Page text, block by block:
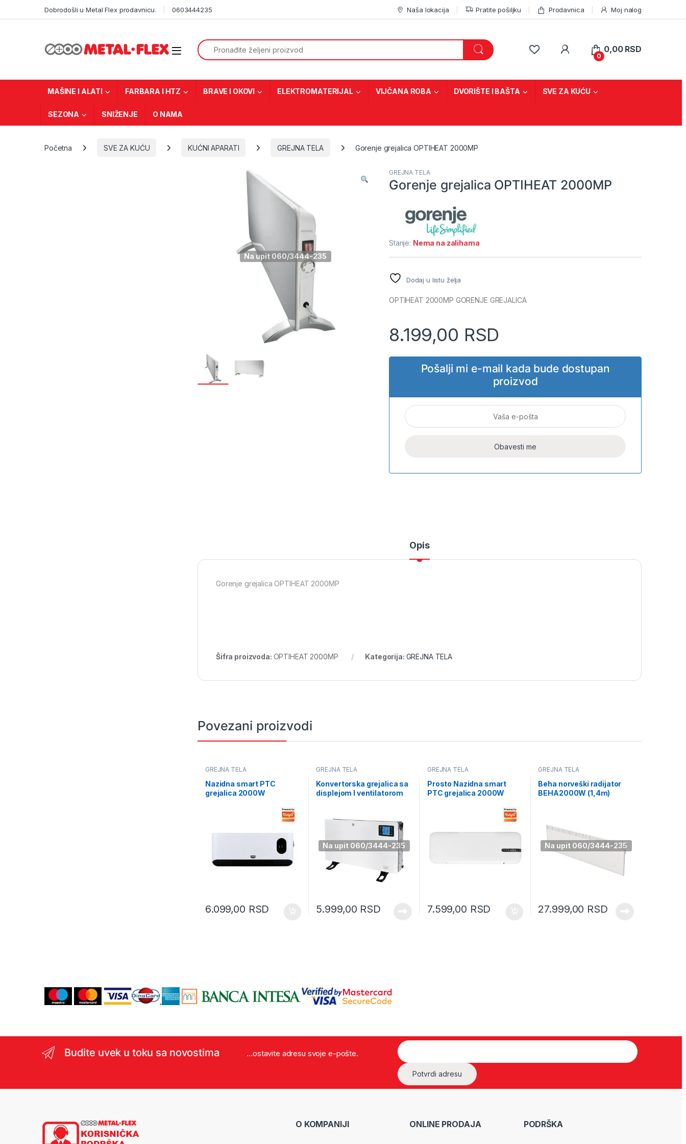
Dobrodošli u Metal Flex prodavnicu. 0603444235 Naša lokacija Pratite pošiljku Prodavnica Moj nalog
Search for:
0
0,00 RSD
MAŠINE I ALATI FARBARA I HTZ BRAVE I OKOVI ELEKTROMATERIJAL VIJČANA ROBA DVORIŠTE I BAŠTA SVE ZA KUĆU
SEZONA SNIŽENJE O NAMA
Početna SVE ZA KUĆU KUĆNI APARATI GREJNA TELA Gorenje grejalica OPTIHEAT 2000MP
Na upit 060/3444-235
GREJNA TELA
Gorenje grejalica OPTIHEAT 2000MP
Stanje: Nema na zalihama
Dodaj u listu želja
OPTIHEAT 2000MP GORENJE GREJALICA
8.199,00 RSD
Pošalji mi e-mail kada bude dostupan
proizvod
Opis
Gorenje grejalica OPTIHEAT 2000MP
Šifra proizvoda: OPTIHEAT 2000MP Kategorija: GREJNA TELA
Povezani proizvodi
GREJNA TELA
Nazidna smart PTC
grejalica 2000W
6.099,00 RSD
Na upit 060/3444-235
GREJNA TELA
Konvertorska grejalica sa
displejom I ventilatorom
5.999,00 RSD
GREJNA TELA
Prosto Nazidna smart
PTC grejalica 2000W
7.599,00 RSD
Na upit 060/3444-235
GREJNA TELA
Beha norveški radijator
BEHA2000W (1,4m)
27.999,00 RSD
Budite uvek u toku sa novostima ...ostavite adresu svoje e-pošte.
O KOMPANIJI ONLINE PRODAJA PODRŠKA